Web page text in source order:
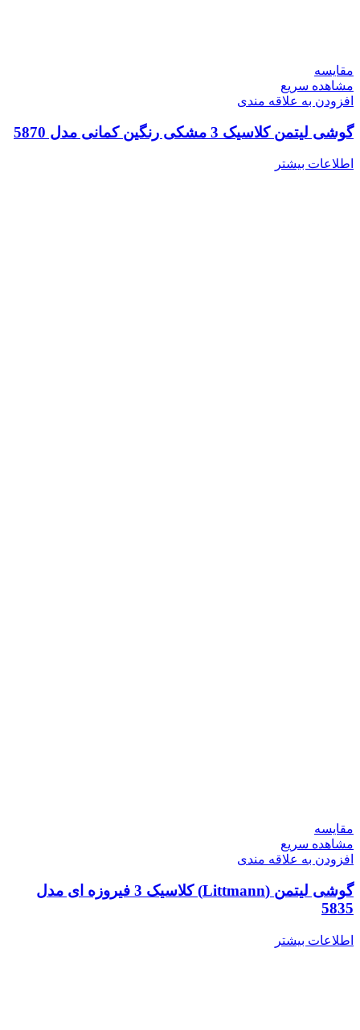
مقایسه
مشاهده سریع
افزودن به علاقه مندی
گوشی لیتمن کلاسیک 3 مشکی رنگین کمانی مدل 5870
اطلاعات بیشتر
مقایسه
مشاهده سریع
افزودن به علاقه مندی
گوشی لیتمن (Littmann) کلاسیک 3 فیروزه ای مدل
5835
اطلاعات بیشتر